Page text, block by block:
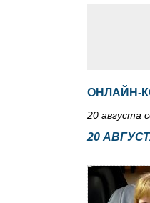
ОНЛАЙН-
20 августа
20